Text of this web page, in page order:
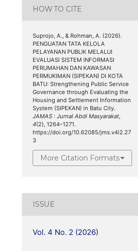
HOW TO CITE
Suprojo, A., & Rohman, A. (2026).
PENGUATAN TATA KELOLA
PELAYANAN PUBLIK MELALUI
EVALUASI SISTEM INFORMASI
PERUMAHAN DAN KAWASAN
PERMUKIMAN (SIPEKAN) DI KOTA
BATU: Strengthening Public Service
Governance through Evaluating the
Housing and Settlement Information
System (SIPEKAN) in Batu City.
JAMAS : Jurnal Abdi Masyarakat
4(2), 1264–1271.
https://doi.org/10.62085/jms.v4i2.27
3
More Citation Formats
ISSUE
Vol. 4 No. 2 (2026)